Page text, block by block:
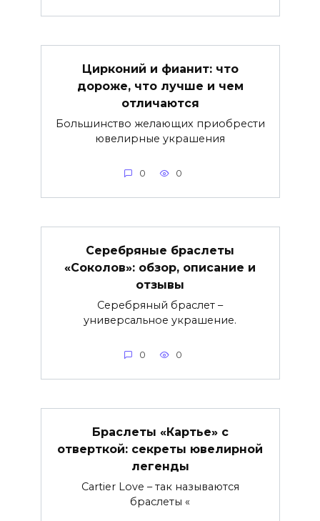
Цирконий и фианит: что
дороже, что лучше и чем
отличаются
Большинство желающих приобрести
ювелирные украшения
0 0
Серебряные браслеты
«Соколов»: обзор, описание и
отзывы
Серебряный браслет –
универсальное украшение.
0 0
Браслеты «Картье» с
отверткой: секреты ювелирной
легенды
Cartier Love – так называются
браслеты «